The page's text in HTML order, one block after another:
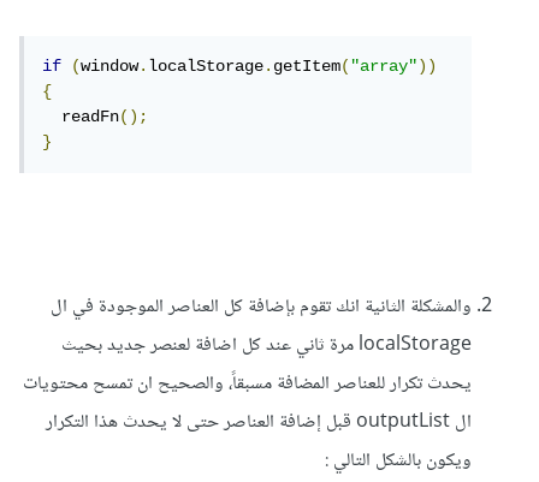
if (window.localStorage.getItem("array"))
{
  readFn
();
}
والمشكلة الثانية انك تقوم بإضافة كل العناصر الموجودة في ال
localStorage مرة ثاني عند كل اضافة لعنصر جديد بحيث
يحدث تكرار للعناصر المضافة مسبقاً، والصحيح ان تمسح محتويات
ال outputList قبل إضافة العناصر حتى لا يحدث هذا التكرار
ويكون بالشكل التالي :